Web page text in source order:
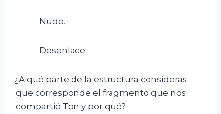
Nudo.
Desenlace.
¿A qué parte de la estructura consideras
que corresponde el fragmento que nos
compartió Ton y por qué?